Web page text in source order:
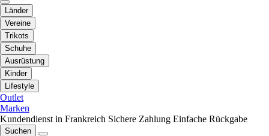
Länder
Vereine
Trikots
Schuhe
Ausrüstung
Kinder
Lifestyle
Outlet
Marken
Kundendienst in Frankreich Sichere Zahlung Einfache Rückgabe
Suchen